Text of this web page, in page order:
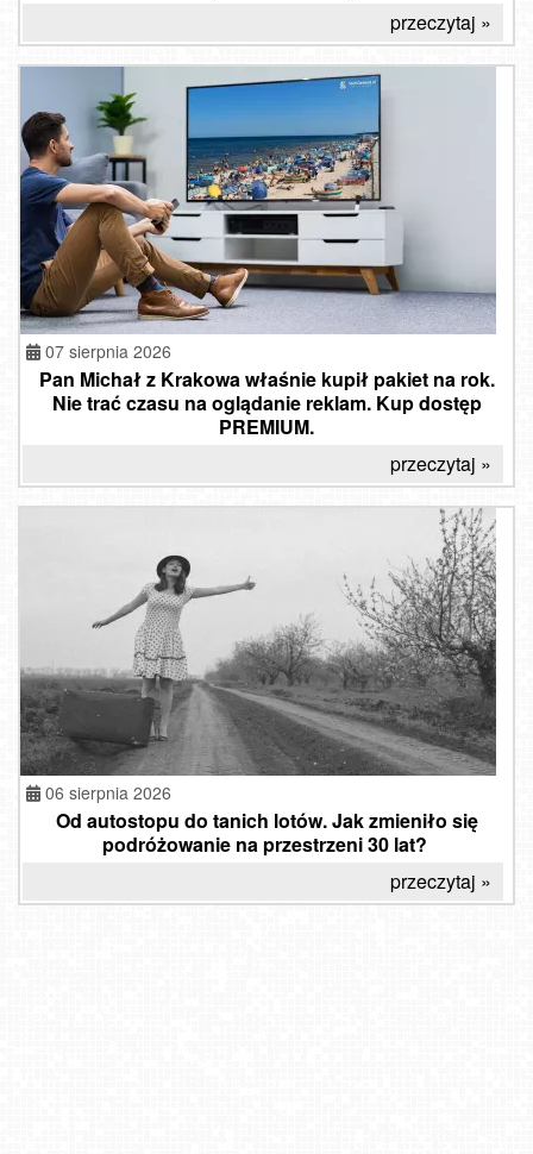
przeczytaj »
07 sierpnia 2026
Pan Michał z Krakowa właśnie kupił pakiet na rok.
Nie trać czasu na oglądanie reklam. Kup dostęp
PREMIUM.
przeczytaj »
06 sierpnia 2026
Od autostopu do tanich lotów. Jak zmieniło się
podróżowanie na przestrzeni 30 lat?
przeczytaj »